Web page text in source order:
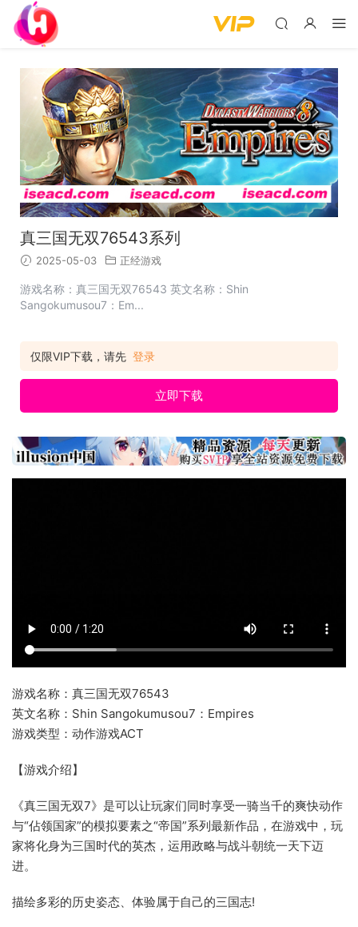
真三国无双76543系列
2025-05-03 正经游戏
游戏名称：真三国无双76543 英文名称：Shin
Sangokumusou7：Em...
仅限VIP下载，请先 登录
立即下载
游戏名称：真三国无双76543
英文名称：Shin Sangokumusou7：Empires
游戏类型：动作游戏ACT
【游戏介绍】
《真三国无双7》是可以让玩家们同时享受一骑当千的爽快动作
与“佔领国家”的模拟要素之“帝国”系列最新作品，在游戏中，玩
家将化身为三国时代的英杰，运用政略与战斗朝统一天下迈
进。
描绘多彩的历史姿态、体验属于自己的三国志!